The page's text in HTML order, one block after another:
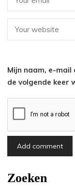
Mijn naam, e-mail
de volgende keer
Zoeken